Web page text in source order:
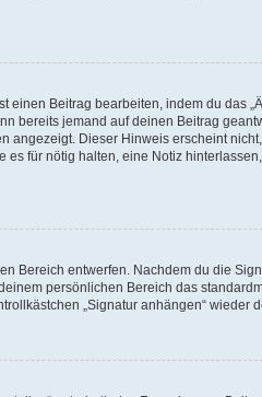
Beitrag bearbeiten, indem du das
bereits jemand auf deinen Beitrag
angezeigt. Dieser Hinweis erscheint
für nötig halten, eine Notiz
Bereich entwerfen. Nachdem du die
persönlichen Bereich das
„Signatur anhängen“ wieder